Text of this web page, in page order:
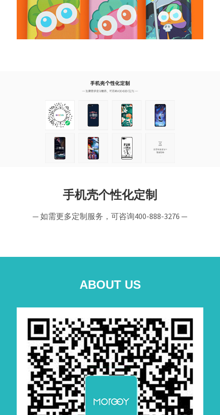
手机壳个性化定制
— 如需更多定制服务，可咨询400-888-3276 —
ABOUT US